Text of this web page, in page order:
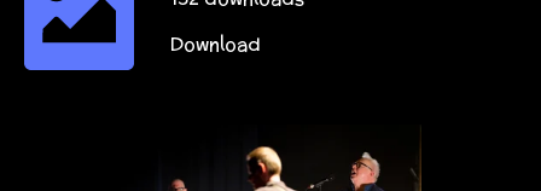
Download